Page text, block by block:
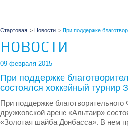
Стартовая Новости При поддержке
НОВОСТИ
09 февраля 2015
При поддержке
состоялся хоккейный турнир
При поддержке
дружковской арене «Альтаир»
«Золотая шайба Донбасса». В нем